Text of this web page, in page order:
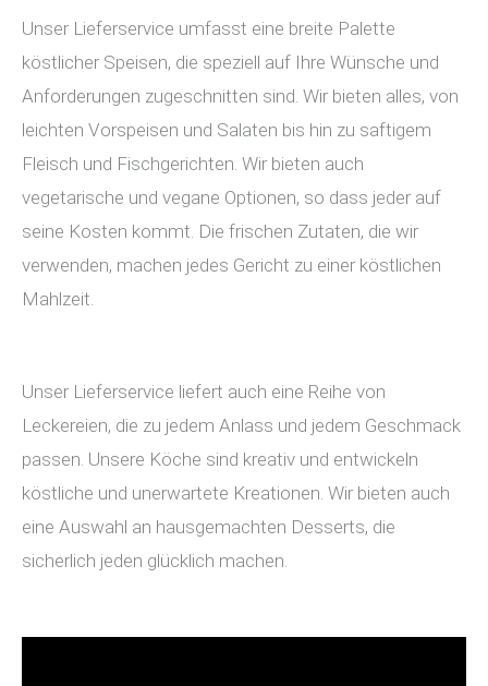
Unser Lieferservice umfasst eine breite Palette
köstlicher Speisen, die speziell auf Ihre Wünsche und
Anforderungen zugeschnitten sind. Wir bieten alles, von
leichten Vorspeisen und Salaten bis hin zu saftigem
Fleisch und Fischgerichten. Wir bieten auch
vegetarische und vegane Optionen, so dass jeder auf
seine Kosten kommt. Die frischen Zutaten, die wir
verwenden, machen jedes Gericht zu einer köstlichen
Mahlzeit.
Unser Lieferservice liefert auch eine Reihe von
Leckereien, die zu jedem Anlass und jedem Geschmack
passen. Unsere Köche sind kreativ und entwickeln
köstliche und unerwartete Kreationen. Wir bieten auch
eine Auswahl an hausgemachten Desserts, die
sicherlich jeden glücklich machen.